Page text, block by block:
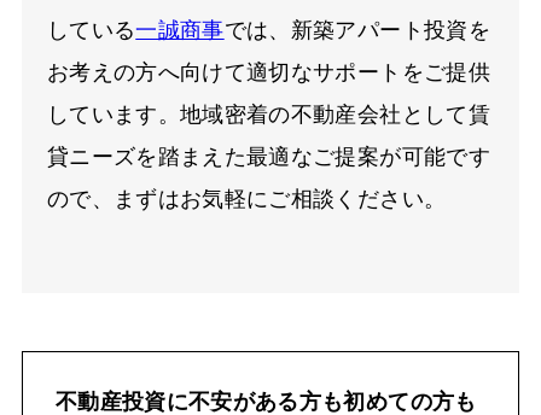
している一誠商事では、新築アパート投資を
お考えの方へ向けて適切なサポートをご提供
しています。地域密着の不動産会社として賃
貸ニーズを踏まえた最適なご提案が可能です
ので、まずはお気軽にご相談ください。
不動産投資に不安がある方も初めての方も